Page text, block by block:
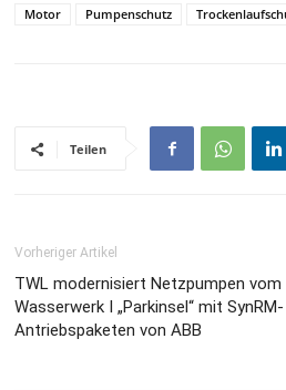
Motor
Pumpenschutz
Teilen
Vorheriger Artikel
TWL modernisiert Netzpumpen vom
Wasserwerk I „Parkinsel“ mit SynRM-
Antriebspaketen von ABB